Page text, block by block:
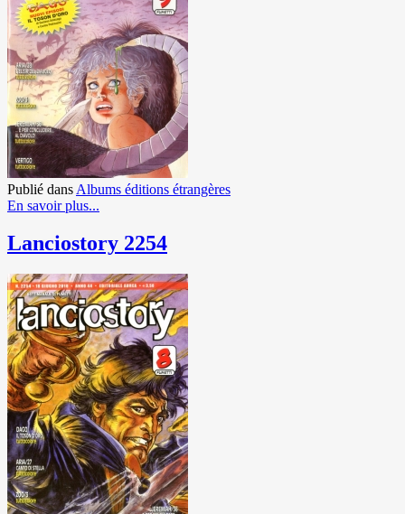
Publié dans Albums éditions étrangères
En savoir plus...
Lanciostory 2254